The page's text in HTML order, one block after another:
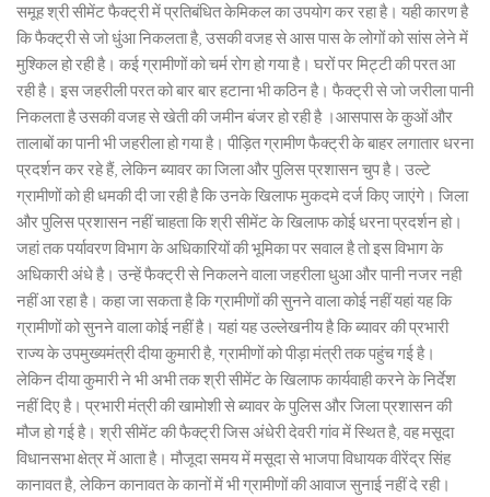
समूह श्री सीमेंट फैक्ट्री में प्रतिबंधित केमिकल का उपयोग कर रहा है। यही कारण है
कि फैक्ट्री से जो धुंआ निकलता है, उसकी वजह से आस पास के लोगों को सांस लेने में
मुश्किल हो रही है। कई ग्रामीणों को चर्म रोग हो गया है। घरों पर मिट्टी की परत आ
रही है। इस जहरीली परत को बार बार हटाना भी कठिन है। फैक्ट्री से जो जरीला पानी
निकलता है उसकी वजह से खेती की जमीन बंजर हो रही है ।आसपास के कुओं और
तालाबों का पानी भी जहरीला हो गया है। पीड़ित ग्रामीण फैक्ट्री के बाहर लगातार धरना
प्रदर्शन कर रहे हैं, लेकिन ब्यावर का जिला और पुलिस प्रशासन चुप है। उल्टे
ग्रामीणों को ही धमकी दी जा रही है कि उनके खिलाफ मुकदमे दर्ज किए जाएंगे। जिला
और पुलिस प्रशासन नहीं चाहता कि श्री सीमेंट के खिलाफ कोई धरना प्रदर्शन हो।
जहां तक पर्यावरण विभाग के अधिकारियों की भूमिका पर सवाल है तो इस विभाग के
अधिकारी अंधे है। उन्हें फैक्ट्री से निकलने वाला जहरीला धुआ और पानी नजर नही
नहीं आ रहा है। कहा जा सकता है कि ग्रामीणों की सुनने वाला कोई नहीं यहां यह कि
ग्रामीणों को सुनने वाला कोई नहीं है। यहां यह उल्लेखनीय है कि ब्यावर की प्रभारी
राज्य के उपमुख्यमंत्री दीया कुमारी है, ग्रामीणों को पीड़ा मंत्री तक पहुंच गई है।
लेकिन दीया कुमारी ने भी अभी तक श्री सीमेंट के खिलाफ कार्यवाही करने के निर्देश
नहीं दिए है। प्रभारी मंत्री की खामोशी से ब्यावर के पुलिस और जिला प्रशासन की
मौज हो गई है। श्री सीमेंट की फैक्ट्री जिस अंधेरी देवरी गांव में स्थित है, वह मसूदा
विधानसभा क्षेत्र में आता है। मौजूदा समय में मसूदा से भाजपा विधायक वीरेंद्र सिंह
कानावत है, लेकिन कानावत के कानों में भी ग्रामीणों की आवाज सुनाई नहीं दे रही।